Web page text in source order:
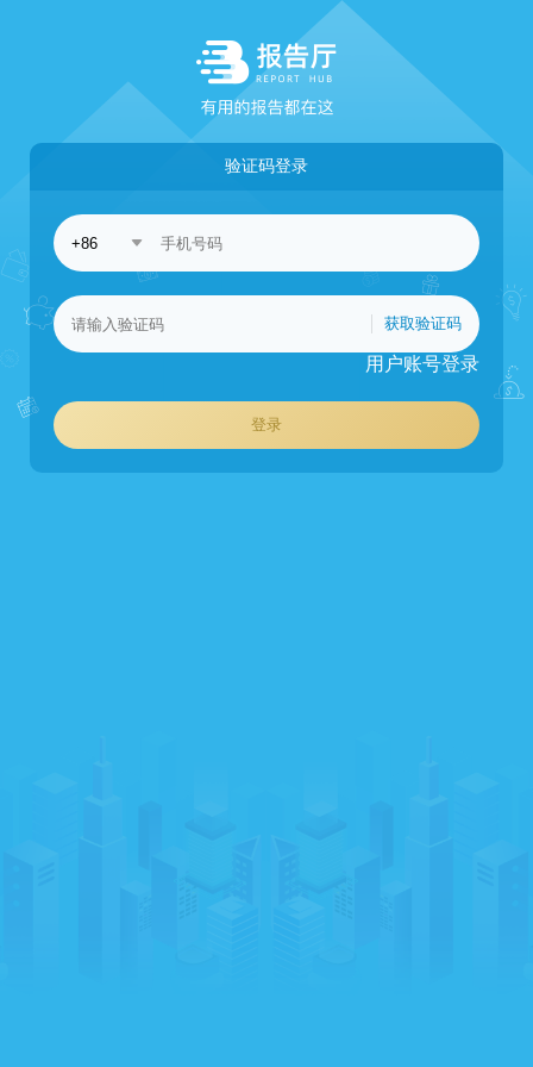
验证码登录
获取验证码
用户账号登录
登录